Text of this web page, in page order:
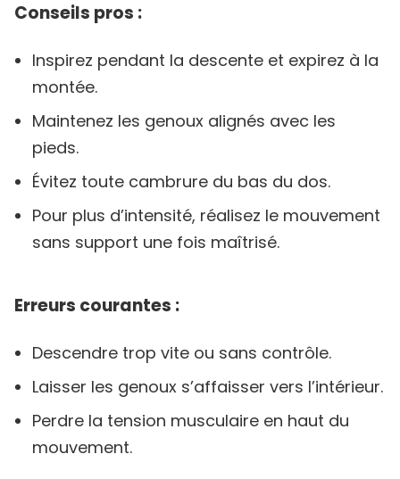
Conseils pros :
Inspirez pendant la descente et expirez à la
montée.
Maintenez les genoux alignés avec les
pieds.
Évitez toute cambrure du bas du dos.
Pour plus d’intensité, réalisez le mouvement
sans support une fois maîtrisé.
Erreurs courantes :
Descendre trop vite ou sans contrôle.
Laisser les genoux s’affaisser vers l’intérieur.
Perdre la tension musculaire en haut du
mouvement.